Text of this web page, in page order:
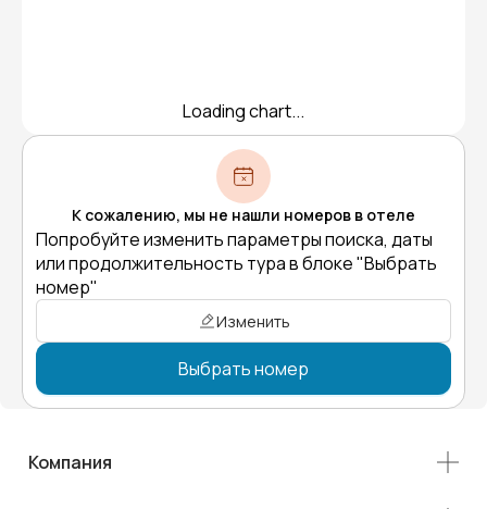
Loading chart...
К сожалению, мы не нашли номеров в отеле
Попробуйте изменить параметры поиска, даты
или продолжительность тура в блоке "Выбрать
номер"
Изменить
Выбрать номер
Компания